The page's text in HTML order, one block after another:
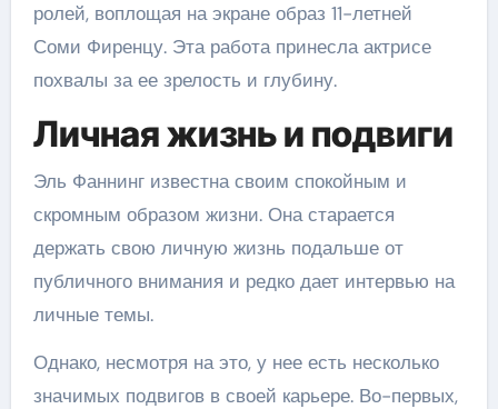
ролей, воплощая на экране образ 11-летней
Соми Фиренцу. Эта работа принесла актрисе
похвалы за ее зрелость и глубину.
Личная жизнь и подвиги
Эль Фаннинг известна своим спокойным и
скромным образом жизни. Она старается
держать свою личную жизнь подальше от
публичного внимания и редко дает интервью на
личные темы.
Однако, несмотря на это, у нее есть несколько
значимых подвигов в своей карьере. Во-первых,